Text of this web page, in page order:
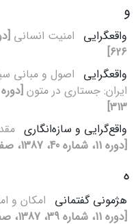
و
واقع‏گرایی امنیت انسانی
626]
واقع‏گرایی اصول و مبانی
ایران: جستاری در متون
313]
واقع‌گرایی و سازه‌انگاری
[دوره 11، شماره 40، 1387، صفحه 247-276]
ه
هژمونی گفتمانی امکان و
[دوره 11، شماره 39، 1387، صفحه 99-134]